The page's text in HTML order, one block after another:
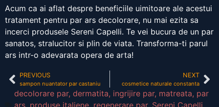
Acum ca ai aflat despre beneficiile uimitoare ale acestui
tratament pentru par ars decolorare, nu mai ezita sa
incerci produsele Sereni Capelli. Te vei bucura de un par
sanatos, stralucitor si plin de viata. Transforma-ti parul
ars intr-o adevarata opera de arta!
PREVIOUS
sampon nuantator par castaniu
NEXT
cosmetice naturale constanta
decolorare par, dermatita, ingrijire par, matreata, par